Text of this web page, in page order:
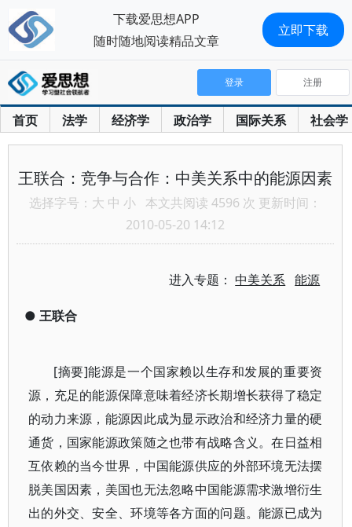
首页 法学 经济学 政治学 国际关系 社会学
登录 注册
王联合：竞争与合作：中美关系中的能源因素
选择字号： 大 中 小 本文共阅读 4596 次 更新时间：
2010-05-20 14:12
进入专题：中美关系 能源
● 王联合
[摘要]能源是一个国家赖以生存和发展的重要资
源，充足的能源保障意味着经济长期增长获得了稳定
的动力来源，能源因此成为显示政治和经济力量的硬
通货，国家能源政策随之也带有战略含义。在日益相
互依赖的当今世界，中国能源供应的外部环境无法摆
脱美国因素，美国也无法忽略中国能源需求激增衍生
出的外交、安全、环境等各方面的问题。能源已成为
下载爱思想APP
随时随地阅读精品文章
立即下载